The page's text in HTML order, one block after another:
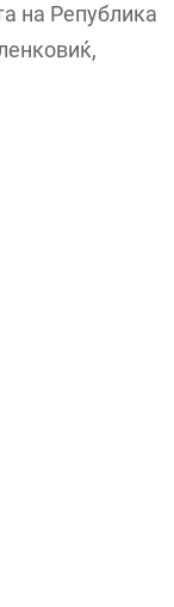
на Република